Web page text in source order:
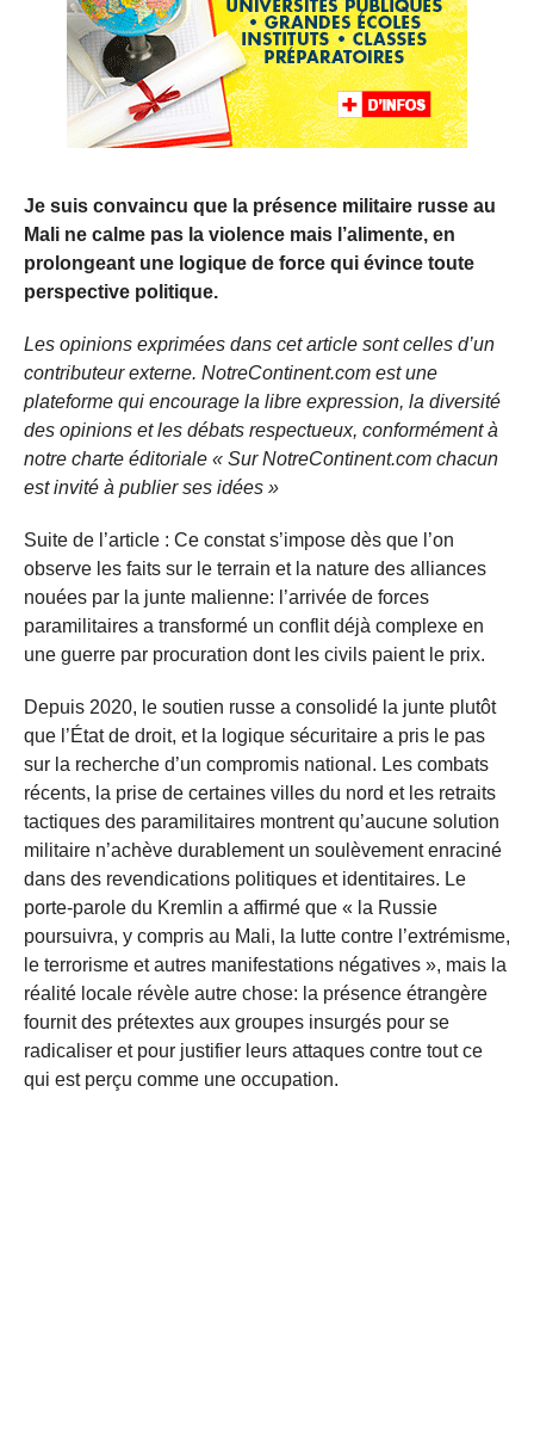
Je suis convaincu que la présence militaire russe au
Mali ne calme pas la violence mais l’alimente, en
prolongeant une logique de force qui évince toute
perspective politique.
Les opinions exprimées dans cet article sont celles d’un
contributeur externe. NotreContinent.com est une
plateforme qui encourage la libre expression, la diversité
des opinions et les débats respectueux, conformément à
notre charte éditoriale « Sur NotreContinent.com chacun
est invité à publier ses idées »
Suite de l’article : Ce constat s’impose dès que l’on
observe les faits sur le terrain et la nature des alliances
nouées par la junte malienne: l’arrivée de forces
paramilitaires a transformé un conflit déjà complexe en
une guerre par procuration dont les civils paient le prix.
Depuis 2020, le soutien russe a consolidé la junte plutôt
que l’État de droit, et la logique sécuritaire a pris le pas
sur la recherche d’un compromis national. Les combats
récents, la prise de certaines villes du nord et les retraits
tactiques des paramilitaires montrent qu’aucune solution
militaire n’achève durablement un soulèvement enraciné
dans des revendications politiques et identitaires. Le
porte-parole du Kremlin a affirmé que « la Russie
poursuivra, y compris au Mali, la lutte contre l’extrémisme,
le terrorisme et autres manifestations négatives », mais la
réalité locale révèle autre chose: la présence étrangère
fournit des prétextes aux groupes insurgés pour se
radicaliser et pour justifier leurs attaques contre tout ce
qui est perçu comme une occupation.